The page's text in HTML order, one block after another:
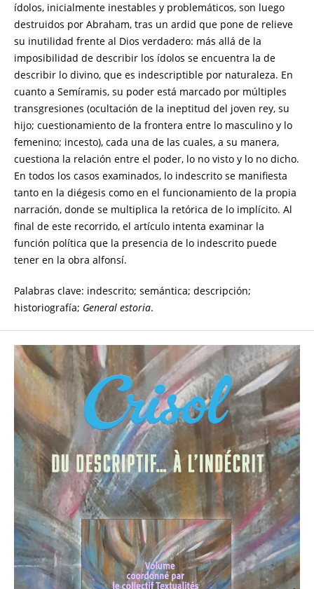
ídolos, inicialmente inestables y problemáticos, son luego
destruidos por Abraham, tras un ardid que pone de relieve
su inutilidad frente al Dios verdadero: más allá de la
imposibilidad de describir los ídolos se encuentra la de
describir lo divino, que es indescriptible por naturaleza. En
cuanto a Semíramis, su poder está marcado por múltiples
transgresiones (ocultación de la ineptitud del joven rey, su
hijo; cuestionamiento de la frontera entre lo masculino y lo
femenino; incesto), cada una de las cuales, a su manera,
cuestiona la relación entre el poder, lo no visto y lo no dicho.
En todos los casos examinados, lo indescrito se manifiesta
tanto en la diégesis como en el funcionamiento de la propia
narración, donde se multiplica la retórica de lo implícito. Al
final de este recorrido, el artículo intenta examinar la
función política que la presencia de lo indescrito puede
tener en la obra alfonsí.
Palabras clave: indescrito; semántica; descripción;
historiografía; General estoria.